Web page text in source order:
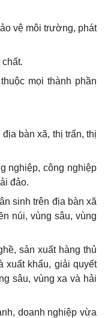
vệ môi trường, phát
mọi thành phần
bàn xã, thị trấn, thị
nghiệp, công nghiệp
đảo.
sinh trên địa bàn xã
núi, vùng sâu, vùng
sản xuất hàng thủ
xuất khẩu, giải quyết
sâu, vùng xa và hải
doanh nghiệp vừa